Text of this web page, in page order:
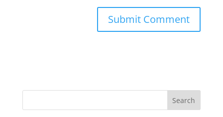
Search